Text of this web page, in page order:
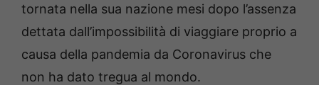
tornata nella sua nazione mesi dopo l’assenza
dettata dall’impossibilità di viaggiare proprio a
causa della pandemia da Coronavirus che
non ha dato tregua al mondo.